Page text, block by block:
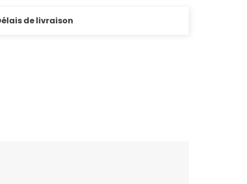
de livraison